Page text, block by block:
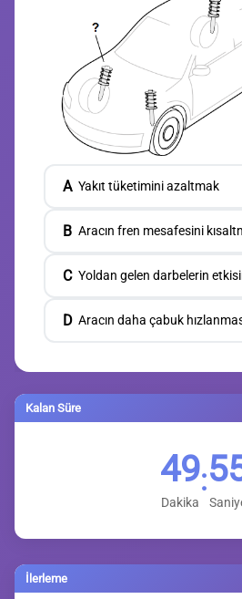
A Yakıt tüketimini azaltmak
B Aracın fren mesafesini
C Yoldan gelen darbelerin
D Aracın daha çabuk
Kalan Süre
49
Dakika
:
İlerleme